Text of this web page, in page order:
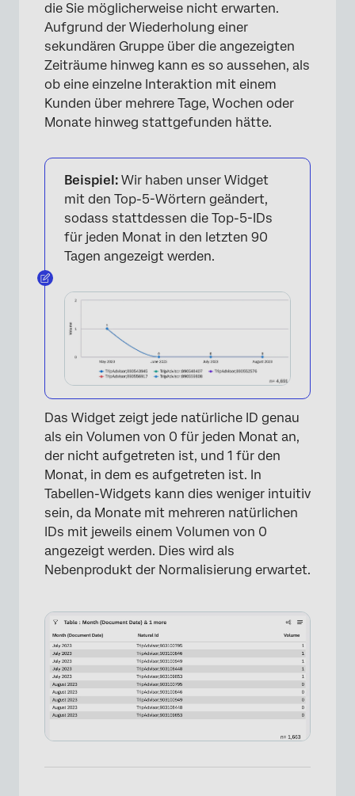
die Sie möglicherweise nicht erwarten.
Aufgrund der Wiederholung einer
sekundären Gruppe über die angezeigten
Zeiträume hinweg kann es so aussehen, als
ob eine einzelne Interaktion mit einem
Kunden über mehrere Tage, Wochen oder
Monate hinweg stattgefunden hätte.
Beispiel: Wir haben unser Widget
mit den Top-5-Wörtern geändert,
sodass stattdessen die Top-5-IDs
für jeden Monat in den letzten 90
Tagen angezeigt werden.
Das Widget zeigt jede natürliche ID genau
als ein Volumen von 0 für jeden Monat an,
der nicht aufgetreten ist, und 1 für den
Monat, in dem es aufgetreten ist. In
Tabellen-Widgets kann dies weniger intuitiv
sein, da Monate mit mehreren natürlichen
IDs mit jeweils einem Volumen von 0
angezeigt werden. Dies wird als
Nebenprodukt der Normalisierung erwartet.